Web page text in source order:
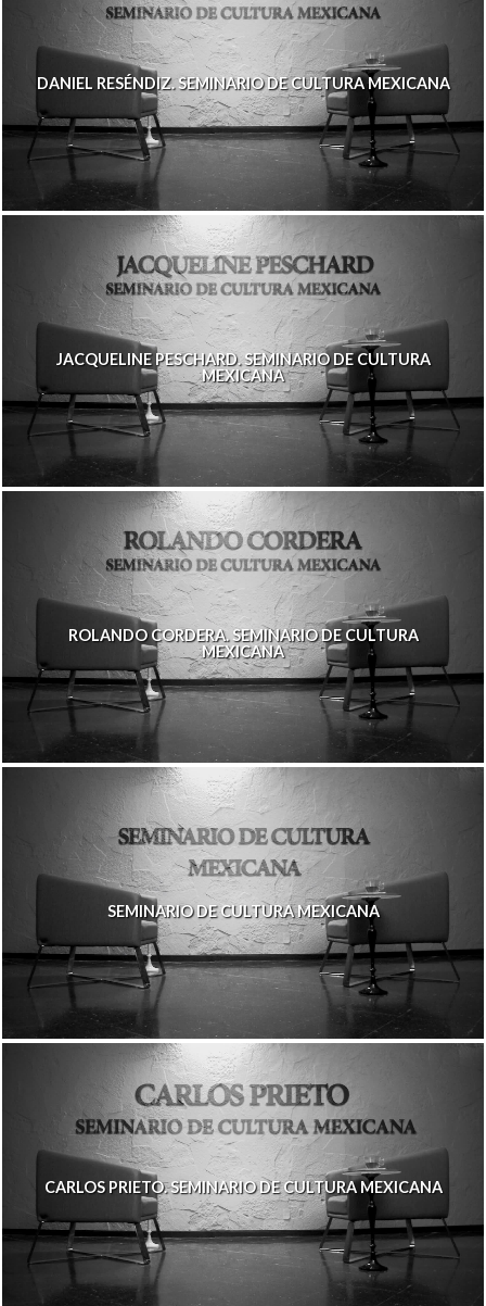
DANIEL RESÉNDIZ. SEMINARIO DE CULTURA MEXICANA
JACQUELINE PESCHARD. SEMINARIO DE CULTURA
MEXICANA
ROLANDO CORDERA. SEMINARIO DE CULTURA
MEXICANA
SEMINARIO DE CULTURA MEXICANA
CARLOS PRIETO. SEMINARIO DE CULTURA MEXICANA